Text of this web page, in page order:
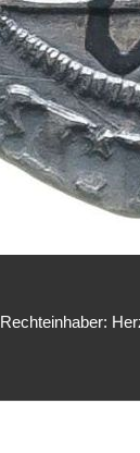
Rechteinhaber: